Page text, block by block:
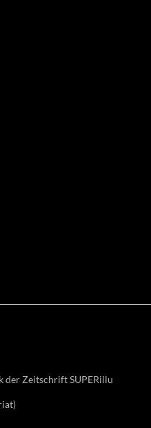
Zeitschrift SUPERillu